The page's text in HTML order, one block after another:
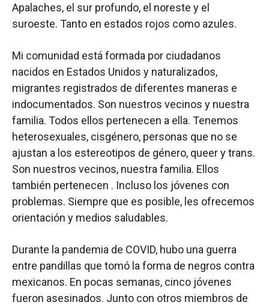
Apalaches, el sur profundo, el noreste y el
suroeste. Tanto en estados rojos como azules.
Mi comunidad está formada por ciudadanos
nacidos en Estados Unidos y naturalizados,
migrantes registrados de diferentes maneras e
indocumentados. Son nuestros vecinos y nuestra
familia. Todos ellos pertenecen a ella. Tenemos
heterosexuales, cisgénero, personas que no se
ajustan a los estereotipos de género, queer y trans.
Son nuestros vecinos, nuestra familia. Ellos
también pertenecen . Incluso los jóvenes con
problemas. Siempre que es posible, les ofrecemos
orientación y medios saludables.
Durante la pandemia de COVID, hubo una guerra
entre pandillas que tomó la forma de negros contra
mexicanos. En pocas semanas, cinco jóvenes
fueron asesinados. Junto con otros miembros de